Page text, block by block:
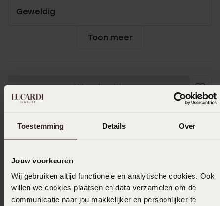
Toestemming Details Over
Jouw voorkeuren
Wij gebruiken altijd functionele en analytische cookies. Ook
willen we cookies plaatsen en data verzamelen om de
communicatie naar jou makkelijker en persoonlijker te
Geweldig
Toon meer
Uitverkocht